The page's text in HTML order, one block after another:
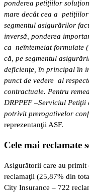
ponderea petiţiilor
mare decât cea a
segmentul asigurărilor
inversă, ponderea
ca neîntemeiat formulate
că, pe segmentul
deficienţe, în principal în
punct de vedere al
contractuale. Pentru
DRPPEF –Serviciul Petiţii
potrivit prerogativelor
reprezentanţii ASF.
Cele mai reclamate
Asigurătorii care au primit
reclamaţii (25,87% din
City Insurance – 722